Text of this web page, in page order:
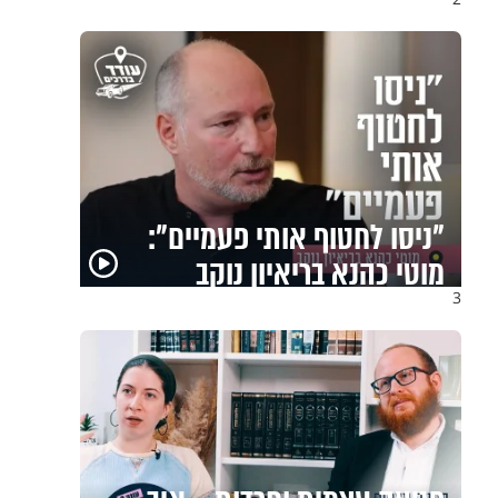
3
"ניסו לחטוף אותי פעמיים":
מוטי כהנא בריאיון נוקב